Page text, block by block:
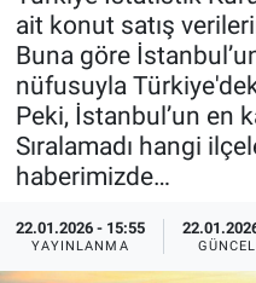
ait konut satış
Buna göre
nüfusuyla
Peki, İstanbul’un en
Sıralamadı hangi
haberimizde…
22.01.2026 - 15:55
YAYINLANMA
Özel Haberler
Yazarlar
Dünya
Medya
Özel Haberler
Kadın
Haber Arşivi